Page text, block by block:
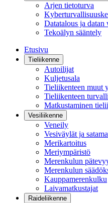
Arjen tietoturva
Datatalous ja datan
Tekoälyn sääntely
Etusivu
Tieliikenne
Autoilijat
Kuljetusala
Tieliikenteen muut
Tieliikenteen
Matkustaminen
Vesiliikenne
Veneily
Vesiväylät ja
Merikartoitus
Meriympäristö
Merenkulun
Merenkulun
Kauppamerenkulku
Laivamatkustajat
Raideliikenne